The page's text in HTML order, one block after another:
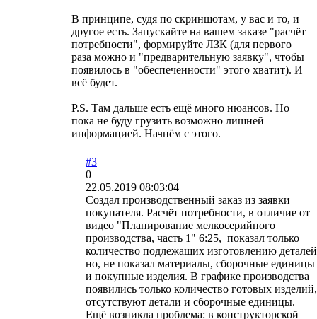
В принципе, судя по скриншотам, у вас и то, и
другое есть. Запускайте на вашем заказе "расчёт
потребности", формируйте ЛЗК (для первого
раза можно и "предварительную заявку", чтобы
появилось в "обеспеченности" этого хватит). И
всё будет.
P.S. Там дальше есть ещё много нюансов. Но
пока не буду грузить возможно лишней
информацией. Начнём с этого.
#3
0
22.05.2019 08:03:04
Создал производственный заказ из заявки
покупателя. Расчёт потребности, в отличие от
видео "Планирование мелкосерийного
производства, часть 1" 6:25, показал только
количество подлежащих изготовлению
но, не показал материалы, сборочные единицы
и покупные изделия. В графике производства
появились только количество готовых изделий,
отсутствуют детали и сборочные единицы.
Ещё возникла проблема: в конструкторской